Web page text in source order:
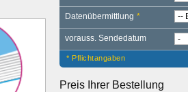
Datenübermittlung *
vorauss. Sendedatum
* Pflichtangaben
Preis Ihrer Bestellung